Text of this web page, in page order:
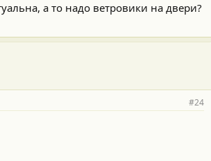
а то надо ветровики на двери?
#24